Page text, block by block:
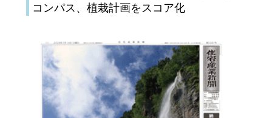
コンパス、植栽計画をスコア化